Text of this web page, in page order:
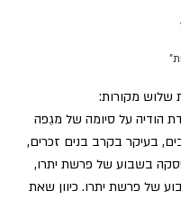
שלוש מקורות:
הודיה על סיומה של מגֵפה
בעיקר בקרב בנים זכרים,
בשבוע של פרשת יתרו,
של פרשת יתרו. כיוון שאת